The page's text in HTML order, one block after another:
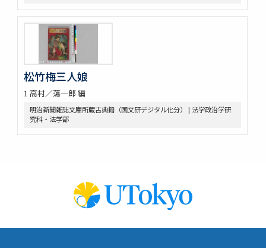
松竹梅三人娘
1 高村／蕩一郎 編
明治新聞雑誌文庫所蔵古典籍（国文研デジタル化分） | 法学政治学研
究科・法学部